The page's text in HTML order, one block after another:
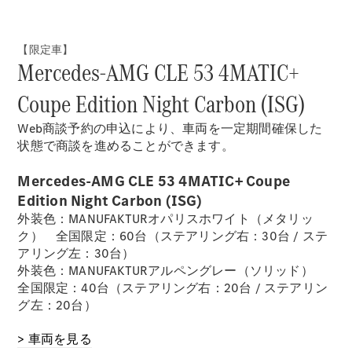
デザイン＆
コンセプト
カー
サステナビ
リティ
スポンサー
シップ /
CSR
メルセデ
【限定車】
Mercedes-AMG CLE 53 4MATIC+
Coupe Edition Night Carbon (ISG)
Web商談予約の申込により、車両を一定期間確保した
状態で商談を進めることができます。
Mercedes-AMG CLE 53 4MATIC+ Coupe
Edition Night Carbon (ISG)
外装色：MANUFAKTURオパリスホワイト（メタリッ
ク） 全国限定：60台（ステアリング右：30台 / ステ
アリング左：30台）
外装色：MANUFAKTURアルペングレー（ソリッド）
全国限定：40台（ステアリング右：20台 / ステアリン
グ左：20台）
> 車両を見る